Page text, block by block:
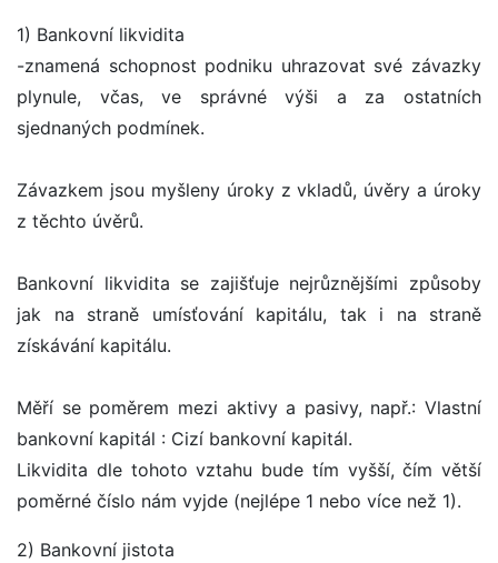
1) Bankovní likvidita
-znamená schopnost podniku uhrazovat své závazky
plynule, včas, ve správné výši a za ostatních
sjednaných podmínek.
Závazkem jsou myšleny úroky z vkladů, úvěry a úroky
z těchto úvěrů.
Bankovní likvidita se zajišťuje nejrůznějšími způsoby
jak na straně umísťování kapitálu, tak i na straně
získávání kapitálu.
Měří se poměrem mezi aktivy a pasivy, např.: Vlastní
bankovní kapitál : Cizí bankovní kapitál.
Likvidita dle tohoto vztahu bude tím vyšší, čím větší
poměrné číslo nám vyjde (nejlépe 1 nebo více než 1).
2) Bankovní jistota